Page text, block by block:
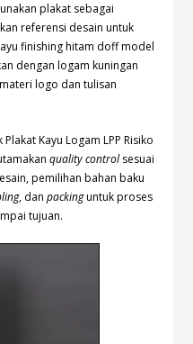
plakat sebagai
referensi desain untuk
finishing hitam doff model
dengan logam kuningan
logo dan tulisan
Kayu Logam LPP Risiko
quality controlsesuai
pemilihan bahan baku
, danpackinguntuk proses
tujuan.